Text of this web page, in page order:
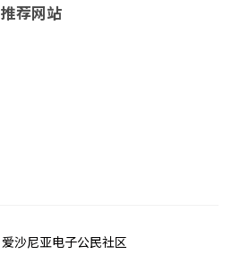
推荐网站
爱沙尼亚电子公民社区